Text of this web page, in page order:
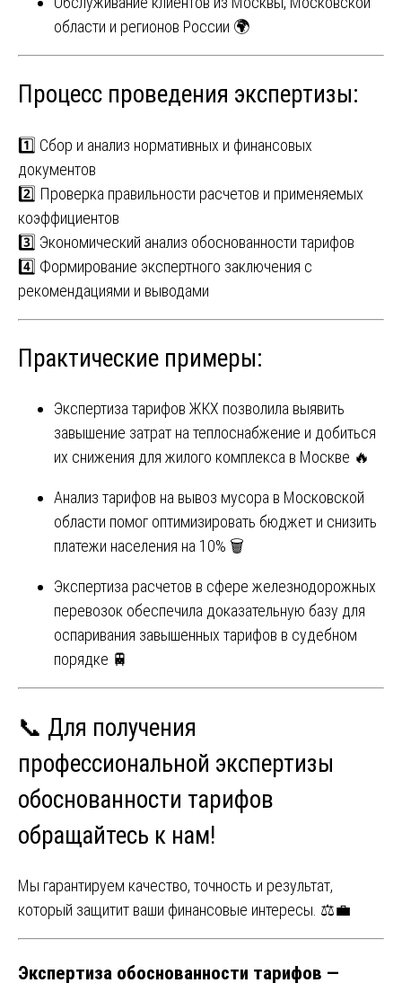
области и регионов России 🌍
Процесс проведения экспертизы:
1️⃣ Сбор и анализ нормативных и финансовых
документов
2️⃣ Проверка правильности расчетов и применяемых
коэффициентов
3️⃣ Экономический анализ обоснованности тарифов
4️⃣ Формирование экспертного заключения с
рекомендациями и выводами
Практические примеры:
Экспертиза тарифов ЖКХ позволила выявить
завышение затрат на теплоснабжение и добиться
их снижения для жилого комплекса в Москве 🔥
Анализ тарифов на вывоз мусора в Московской
области помог оптимизировать бюджет и снизить
платежи населения на 10% 🗑️
Экспертиза расчетов в сфере железнодорожных
перевозок обеспечила доказательную базу для
оспаривания завышенных тарифов в судебном
порядке 🚆
📞 Для получения
профессиональной экспертизы
обоснованности тарифов
обращайтесь к нам!
Мы гарантируем качество, точность и результат,
который защитит ваши финансовые интересы. ⚖️💼
Экспертиза обоснованности тарифов —